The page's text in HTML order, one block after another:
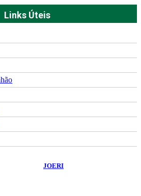
Links Úteis
JOERI